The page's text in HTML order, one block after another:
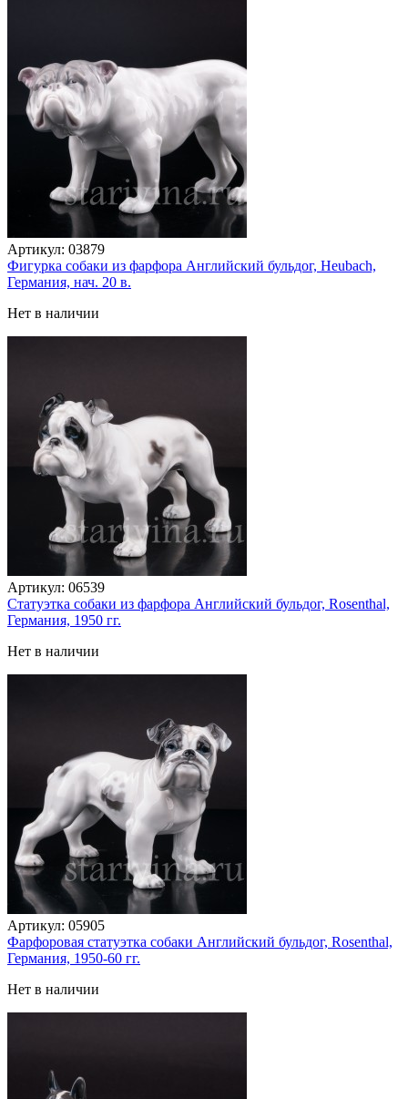
Артикул: 03879
Фигурка собаки из фарфора Английский бульдог, Heubach,
Германия, нач. 20 в.
Нет в наличии
Артикул: 06539
Статуэтка собаки из фарфора Английский бульдог, Rosenthal,
Германия, 1950 гг.
Нет в наличии
Артикул: 05905
Фарфоровая статуэтка собаки Английский бульдог, Rosenthal,
Германия, 1950-60 гг.
Нет в наличии